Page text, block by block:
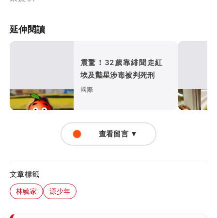
延伸閱讀
震驚！32歲靠緋聞走紅
埃及豔星涉毒被判死刑
國際
查看留言 ▼
文章標籤
林毓家 源少年